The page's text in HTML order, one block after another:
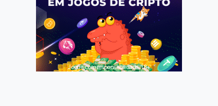
Jogue com responsabilidade. 18+